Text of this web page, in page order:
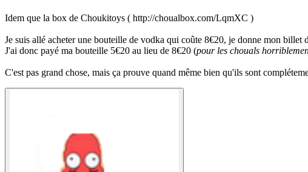
Idem que la box de Choukitoys ( http://choualbox.com/LqmXC )
Je suis allé acheter une bouteille de vodka qui coûte 8€20, je donne mon
J'ai donc payé ma bouteille 5€20 au lieu de 8€20 (pour les chouals
C'est pas grand chose, mais ça prouve quand même bien qu'ils sont